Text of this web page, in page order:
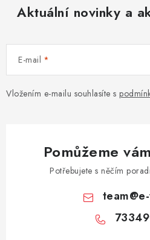
Aktuální novinky a
E-mail
Vložením e-mailu souhlasíte s
Pomůžeme
Potřebujete s něčím
team@